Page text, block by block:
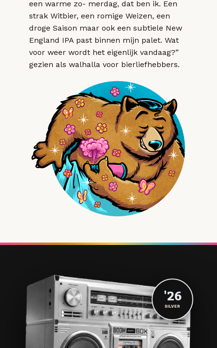
een warme zo- merdag, dat ben ik. Een
strak Witbier, een romige Weizen, een
droge Saison maar ook een subtiele New
England IPA past binnen mijn palet. Wat
voor weer wordt het eigenlijk vandaag?”
gezien als walhalla voor bierliefhebbers.
'26
SILVER